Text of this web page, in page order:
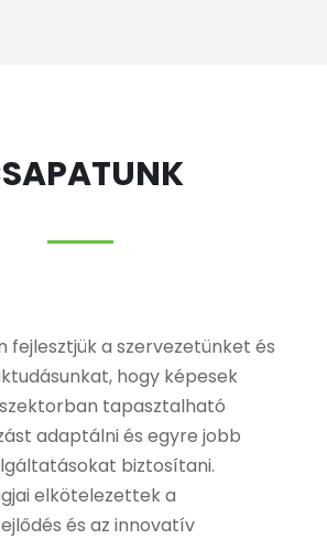
fejlesztjük a szervezetünket és
hogy képesek
tapasztalható
adaptálni és egyre jobb
biztosítani.
elkötelezettek a
és az innovatív